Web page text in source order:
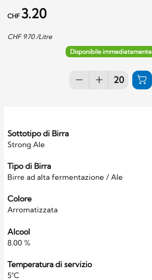
CHF 3.20
CHF 9.70/Litre
Disponibile immediatamente
Sottotipo di Birra
Strong Ale
Tipo di Birra
Birre ad alta fermentazione / Ale
Colore
Arromatizzata
Alcool
8.00 %
Temperatura di servizio
5°C